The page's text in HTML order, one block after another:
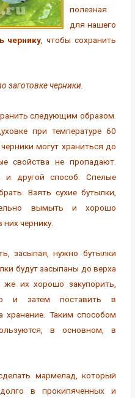
полезная
для нашего
чернику , чтобы сохранить
заготовке черники.
следующим образом.
при температуре 60
могут храниться до
свойства не пропадают.
и другой способ. Спелые
Взять сухие бутылки,
вымыть и хорошо
них чернику.
засыпая, нужно бутылки
будут засыпаны до верха
их хорошо закупорить,
и затем поставить в
хранение. Таким способом
в основном, в
мармелад, который
в прокипяченных и